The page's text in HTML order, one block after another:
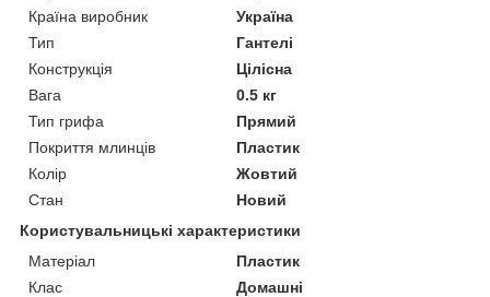
Країна виробник
Україна
Тип
Гантелі
Конструкція
Цілісна
Вага
0.5 кг
Тип грифа
Прямий
Покриття млинців
Пластик
Колір
Жовтий
Стан
Новий
Користувальницькі характеристики
Матеріал
Пластик
Клас
Домашні